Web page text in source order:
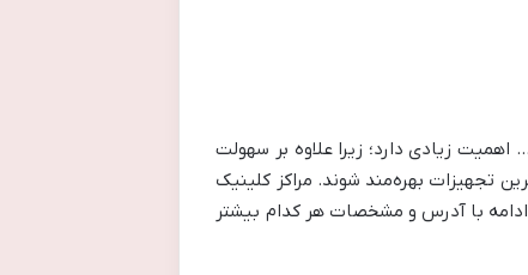
اهمیت زیادی دارد؛ زیرا علاوه بر سهولت
تجهیزات بهره‌مند شوند. مراکز کلینیک
ادامه با آدرس و مشخصات هر کدام بیشتر